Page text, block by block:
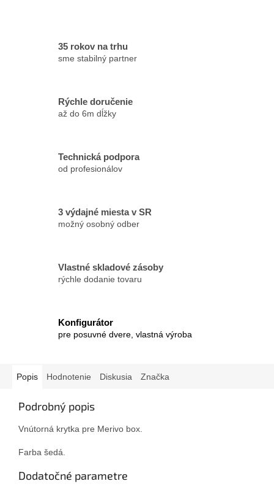
35 rokov na trhu
sme stabilný partner
Rýchle doručenie
až do 6m dĺžky
Technická podpora
od profesionálov
3 výdajné miesta v SR
možný osobný odber
Vlastné skladové zásoby
rýchle dodanie tovaru
Konfigurátor
pre posuvné dvere, vlastná výroba
Popis Hodnotenie Diskusia Značka
Podrobný popis
Vnútorná krytka pre Merivo box.
Farba šedá.
Dodatočné parametre